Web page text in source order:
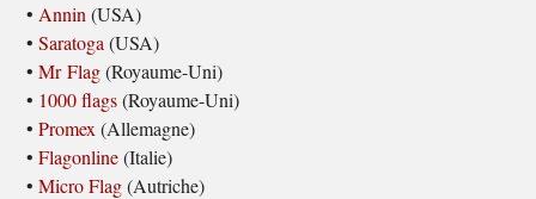
• Annin (USA)
•Saratoga (USA)
•Mr Flag(Royaume-Uni)
• 1000 flags(Royaume-Uni)
•Promex (Allemagne)
•Flagonline(Italie)
•Micro Flag(Autriche)